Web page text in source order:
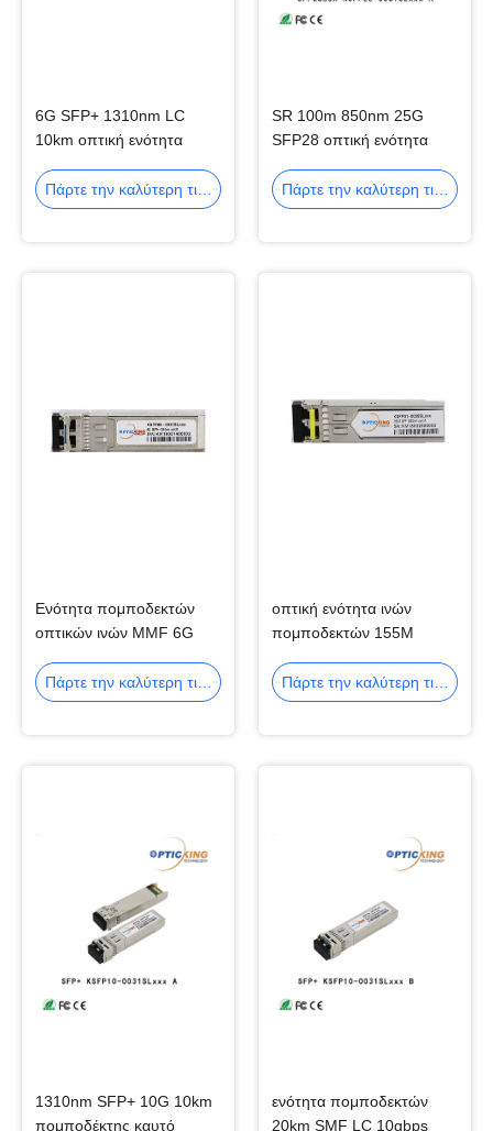
6G SFP+ 1310nm LC
10km οπτική ενότητα
Πάρτε την καλύτερη τιμή
SR 100m 850nm 25G
SFP28 οπτική ενότητα
Πάρτε την καλύτερη τιμή
Ενότητα πομποδεκτών
οπτικών ινών MMF 6G
Πάρτε την καλύτερη τιμή
οπτική ενότητα ινών
πομποδεκτών 155M
Πάρτε την καλύτερη τιμή
1310nm SFP+ 10G 10km
πομποδέκτης καυτό
ενότητα πομποδεκτών
20km SMF LC 10gbps